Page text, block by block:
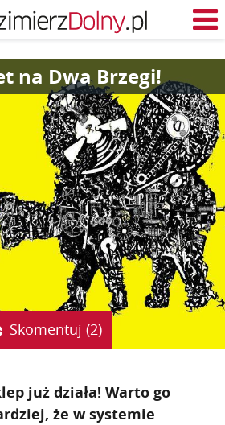
na Dwa Brzegi!
Skomentuj (2)
już działa! Warto go
że w systemie